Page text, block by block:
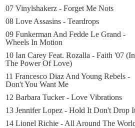
07 Vinylshakerz - Forget Me Nots
08 Love Assasins - Teardrops
09 Funkerman And Fedde Le Grand -
Wheels In Motion
10 Ian Carey Feat. Rozalla - Faith '07 (In
The Power Of Love)
11 Francesco Diaz And Young Rebels -
Don't You Want Me
12 Barbara Tucker - Love Vibrations
13 Jennifer Lopez - Hold It Don't Drop
14 Lionel Richie - All Around The